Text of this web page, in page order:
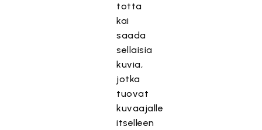
totta
kai
saada
sellaisia
kuvia,
jotka
tuovat
kuvaajalle
itselleen